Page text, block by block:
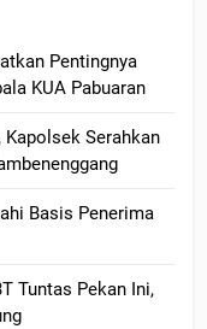
Pentingnya
KUA Pabuaran
Serahkan
Basis Penerima
Tuntas Pekan Ini,